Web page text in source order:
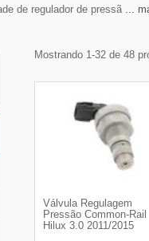
de regulador de press ...
Mostrando 1-32 de 48
Válvula Regulagem
Pressão Common-Rail
Hilux 3.0 2011/2015